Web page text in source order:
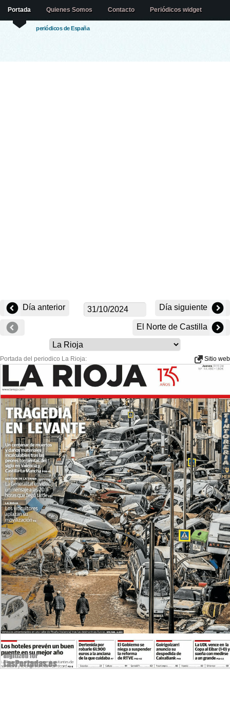
periódicos de España
Portada Quienes Somos Contacto Periódicos widget
Día anterior Día siguiente
El Norte de Castilla
Portada del periodico La Rioja: Sitio web